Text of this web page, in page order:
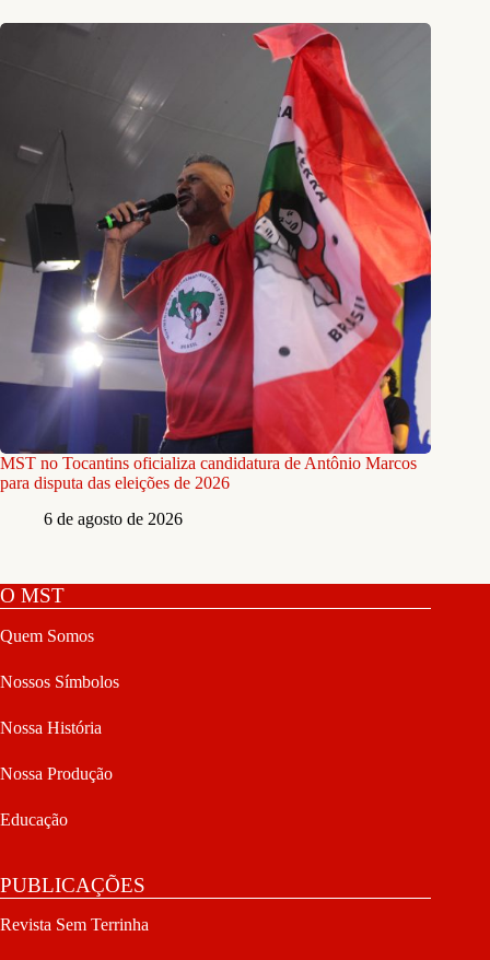
MST no Tocantins oficializa candidatura de Antônio Marcos
para disputa das eleições de 2026
6 de agosto de 2026
O MST
Quem Somos
Nossos Símbolos
Nossa História
Nossa Produção
Educação
PUBLICAÇÕES
Revista Sem Terrinha